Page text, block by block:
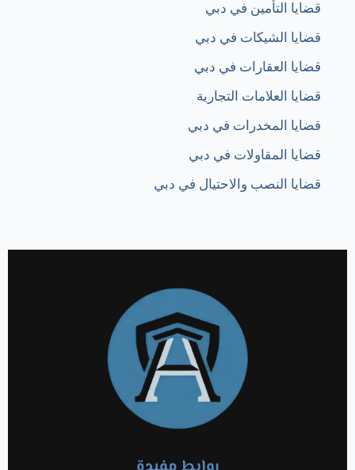
قضايا التأمين في دبي
قضايا الشيكات في دبي
قضايا العقارات في دبي
قضايا العلامات التجارية
قضايا المخدرات في دبي
قضايا المقاولات في دبي
قضايا النصب والاحتيال في دبي